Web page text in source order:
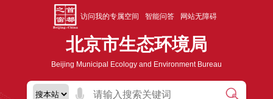
访问我的专属空间 智能问答 网站无障碍
北京市生态环境局
Beijing Municipal Ecology and Environment Bureau